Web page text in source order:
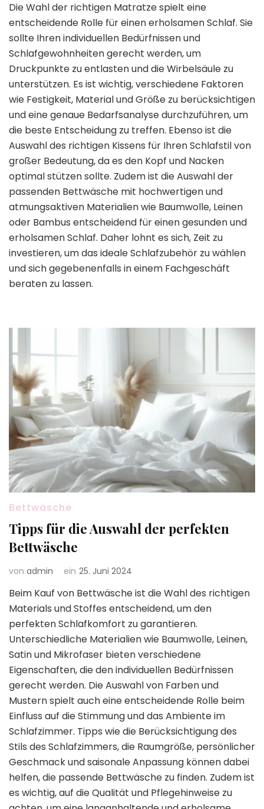
Die Wahl der richtigen Matratze spielt eine
entscheidende Rolle für einen erholsamen Schlaf. Sie
sollte Ihren individuellen Bedürfnissen und
Schlafgewohnheiten gerecht werden, um
Druckpunkte zu entlasten und die Wirbelsäule zu
unterstützen. Es ist wichtig, verschiedene Faktoren
wie Festigkeit, Material und Größe zu berücksichtigen
und eine genaue Bedarfsanalyse durchzuführen, um
die beste Entscheidung zu treffen. Ebenso ist die
Auswahl des richtigen Kissens für Ihren Schlafstil von
großer Bedeutung, da es den Kopf und Nacken
optimal stützen sollte. Zudem ist die Auswahl der
passenden Bettwäsche mit hochwertigen und
atmungsaktiven Materialien wie Baumwolle, Leinen
oder Bambus entscheidend für einen gesunden und
erholsamen Schlaf. Daher lohnt es sich, Zeit zu
investieren, um das ideale Schlafzubehör zu wählen
und sich gegebenenfalls in einem Fachgeschäft
beraten zu lassen.
Bettwäsche
Tipps für die Auswahl der perfekten
Bettwäsche
von admin ein 25. Juni 2024
Beim Kauf von Bettwäsche ist die Wahl des richtigen
Materials und Stoffes entscheidend, um den
perfekten Schlafkomfort zu garantieren.
Unterschiedliche Materialien wie Baumwolle, Leinen,
Satin und Mikrofaser bieten verschiedene
Eigenschaften, die den individuellen Bedürfnissen
gerecht werden. Die Auswahl von Farben und
Mustern spielt auch eine entscheidende Rolle beim
Einfluss auf die Stimmung und das Ambiente im
Schlafzimmer. Tipps wie die Berücksichtigung des
Stils des Schlafzimmers, die Raumgröße, persönlicher
Geschmack und saisonale Anpassung können dabei
helfen, die passende Bettwäsche zu finden. Zudem ist
es wichtig, auf die Qualität und Pflegehinweise zu